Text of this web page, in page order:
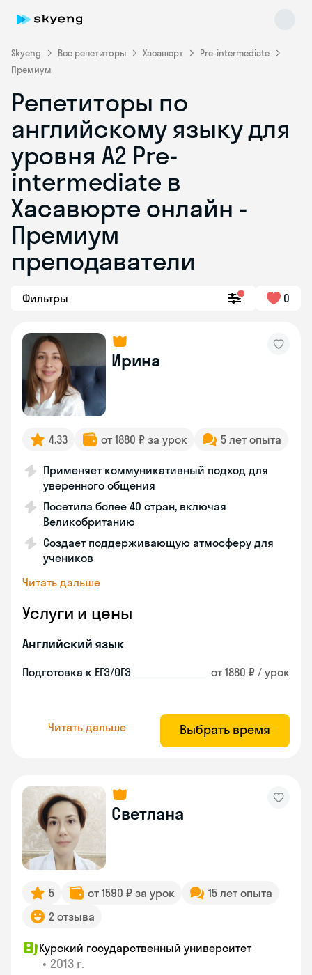
Skyeng Все репетиторы Хасавюрт
Pre-intermediate
Премиум
Репетиторы по
английскому языку для
уровня A2 Pre-
intermediate в
Хасавюрте онлайн -
Премиум
преподаватели
Фильтры 0
Ирина
4.33 от 1880 ₽ за урок 5 лет опыта
Применяет коммуникативный подход для
уверенного общения
Посетила более 40 стран, включая
Великобританию
Создает поддерживающую атмосферу для
учеников
Читать дальше
Услуги и цены
Английский язык
Подготовка к ЕГЭ/ОГЭ от 1880 ₽ / урок
Читать дальше Выбрать время
Светлана
5 от 1590 ₽ за урок
15 лет опыта
2 отзыва
Курский государственный университет
• 2013 г.
Skyeng Chat